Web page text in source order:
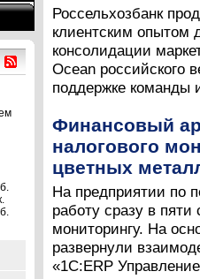
Россельхозбанк
клиентским опытом
консолидации
Ocean российского
поддержке команды
Финансовый
налогового
цветных
На предприятии по
работу сразу в
мониторингу. На
развернули
«1С:ERP